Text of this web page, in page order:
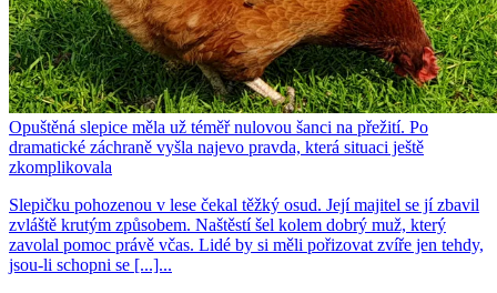
Opuštěná slepice měla už téměř nulovou šanci na přežití. Po
dramatické záchraně vyšla najevo pravda, která situaci ještě
zkomplikovala
Slepičku pohozenou v lese čekal těžký osud. Její majitel se jí zbavil
zvláště krutým způsobem. Naštěstí šel kolem dobrý muž, který
zavolal pomoc právě včas. Lidé by si měli pořizovat zvíře jen tehdy,
jsou-li schopni se [...]...